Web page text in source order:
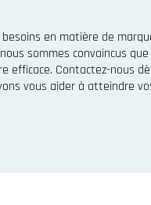
en matière de
sommes convaincus
efficace. Contactez-nous
vous aider à atteindre